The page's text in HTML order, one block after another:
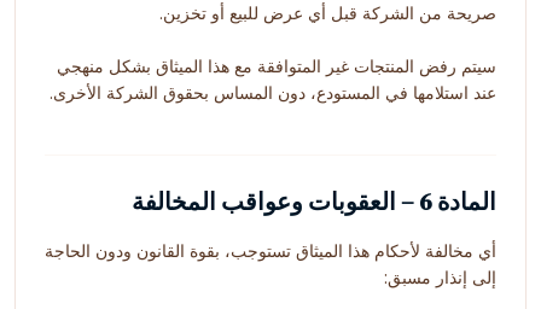
صريحة من الشركة قبل أي عرض للبيع أو تخزين.
سيتم رفض المنتجات غير المتوافقة مع هذا الميثاق بشكل منهجي
عند استلامها في المستودع، دون المساس بحقوق الشركة الأخرى.
المادة 6 – العقوبات وعواقب المخالفة
أي مخالفة لأحكام هذا الميثاق تستوجب، بقوة القانون ودون الحاجة
إلى إنذار مسبق: